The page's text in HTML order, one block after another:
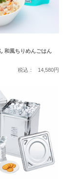
和風ちりめんごはん
税込：
14,580円